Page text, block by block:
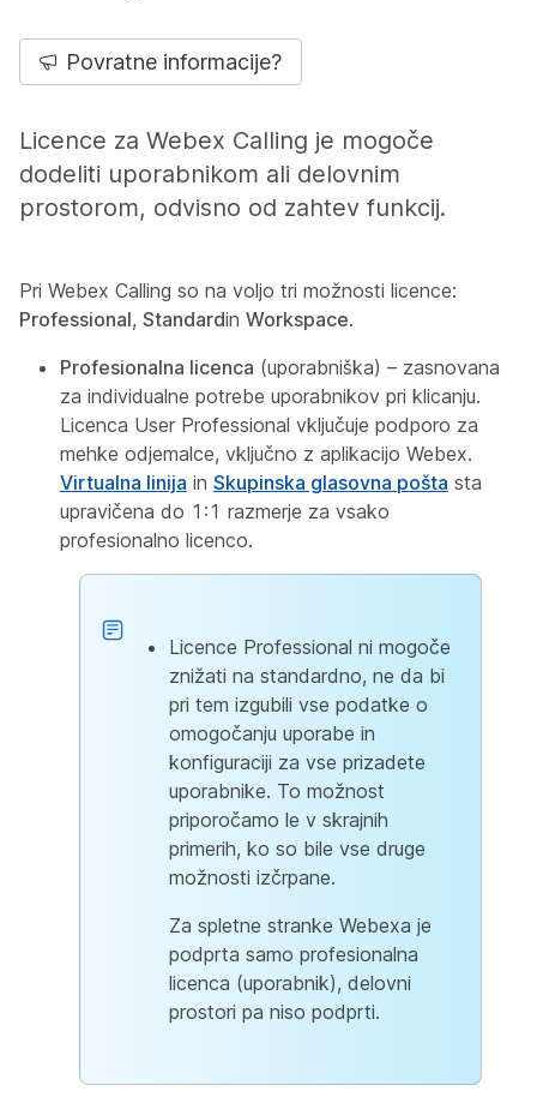
Povratne informacije?
Licence za Webex Calling je mogoče
dodeliti uporabnikom ali delovnim
prostorom, odvisno od zahtev funkcij.
Pri Webex Calling so na voljo tri možnosti licence:
Professional, Standardin Workspace.
Profesionalna licenca (uporabniška) – zasnovana
za individualne potrebe uporabnikov pri klicanju.
Licenca User Professional vključuje podporo za
mehke odjemalce, vključno z aplikacijo Webex.
Virtualna linija in Skupinska glasovna pošta sta
upravičena do 1:1 razmerje za vsako
profesionalno licenco.
Licence Professional ni mogoče
znižati na standardno, ne da bi
pri tem izgubili vse podatke o
omogočanju uporabe in
konfiguraciji za vse prizadete
uporabnike. To možnost
priporočamo le v skrajnih
primerih, ko so bile vse druge
možnosti izčrpane.
Za spletne stranke Webexa je
podprta samo profesionalna
licenca (uporabnik), delovni
prostori pa niso podprti.